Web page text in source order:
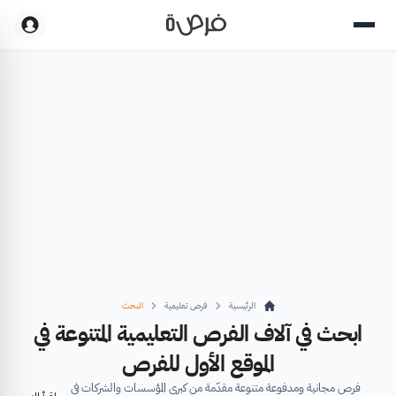
الرئيسية فرص تعليمية البحث
ابحث في آلاف الفرص التعليمية المتنوعة في
الموقع الأول للفرص
فرص مجانية ومدفوعة متنوعة مقدّمة من كبرى المؤسسات والشركات في